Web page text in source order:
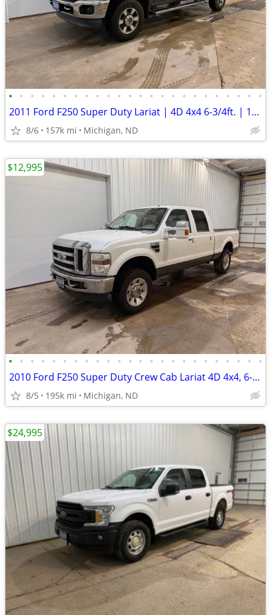
• • • • • • • • • • • • • • • • • • • • • • • •
2011 Ford F250 Super Duty Lariat | 4D 4x4 6-3/4ft. | 156k Miles
8/6 157k mi Michigan, ND
• • • • • • • • • • • • • • • • • • • • • • • •
2010 Ford F250 Super Duty Crew Cab Lariat 4D 4x4, 6-3/4ft 6.8L 195k
8/5 195k mi Michigan, ND
$12,995
$24,995